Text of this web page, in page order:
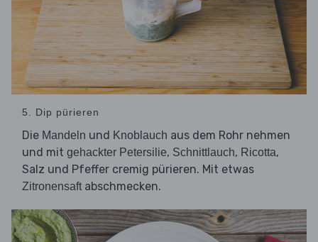
5. Dip pürieren
Die Mandeln und Knoblauch aus dem Rohr nehmen
und mit gehackter Petersilie, Schnittlauch, Ricotta,
Salz und Pfeffer cremig pürieren. Mit etwas
Zitronensaftabschmecken.